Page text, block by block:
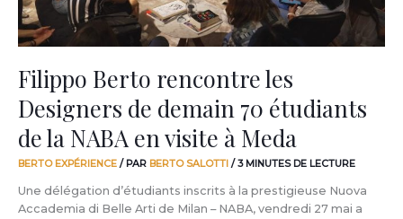
Filippo Berto rencontre les
Designers de demain 70 étudiants
de la NABA en visite à Meda
BERTO EXPÉRIENCE / PAR BERTO SALOTTI /3 MINUTES DE LECTURE
Une délégation d’étudiants inscrits à la prestigieuse Nuova
Accademia di Belle Arti de Milan – NABA, vendredi 27 mai a
de
la
NABA
visite
à
Meda